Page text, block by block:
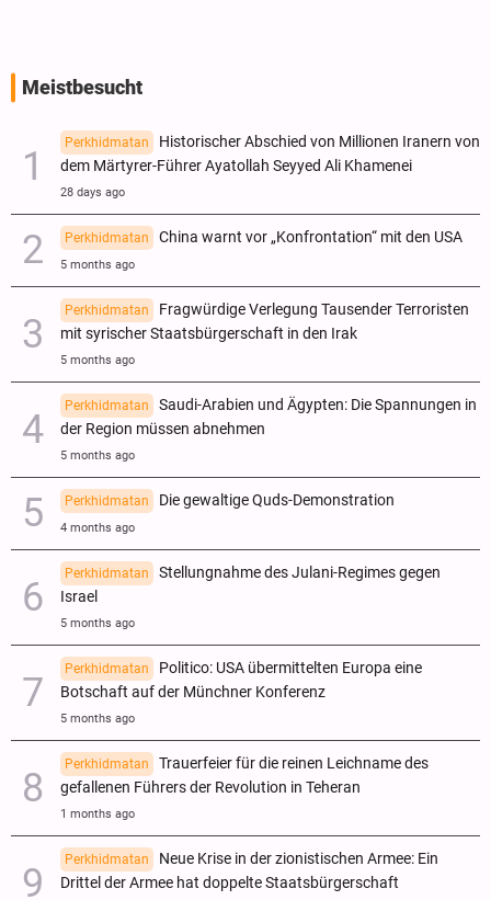
Meistbesucht
Perkhidmatan
Historischer Abschied von Millionen Iranern von
dem Märtyrer-Führer Ayatollah Seyyed Ali Khamenei
28 days ago
Perkhidmatan China warnt vor „Konfrontation“ mit den USA
5 months ago
Perkhidmatan
Fragwürdige Verlegung Tausender Terroristen
mit syrischer Staatsbürgerschaft in den Irak
5 months ago
Perkhidmatan
Saudi-Arabien und Ägypten: Die Spannungen in
der Region müssen abnehmen
5 months ago
Perkhidmatan Die gewaltige Quds-Demonstration
4 months ago
Perkhidmatan
Stellungnahme des Julani-Regimes gegen
Israel
5 months ago
Perkhidmatan
Politico: USA übermittelten Europa eine
Botschaft auf der Münchner Konferenz
5 months ago
Perkhidmatan
Trauerfeier für die reinen Leichname des
gefallenen Führers der Revolution in Teheran
1 months ago
Perkhidmatan
Neue Krise in der zionistischen Armee: Ein
Drittel der Armee hat doppelte Staatsbürgerschaft